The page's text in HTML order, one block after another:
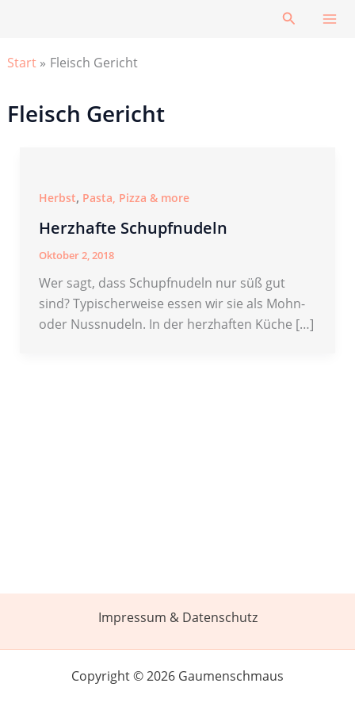
Suchen
Start Fleisch Gericht
Fleisch Gericht
Herbst, Pasta, Pizza & more
Herzhafte Schupfnudeln
Oktober 2, 2018
Wer sagt, dass Schupfnudeln nur süß gut
sind? Typischerweise essen wir sie als Mohn-
oder Nussnudeln. In der herzhaften Küche […]
Impressum & Datenschutz
Copyright © 2026 Gaumenschmaus